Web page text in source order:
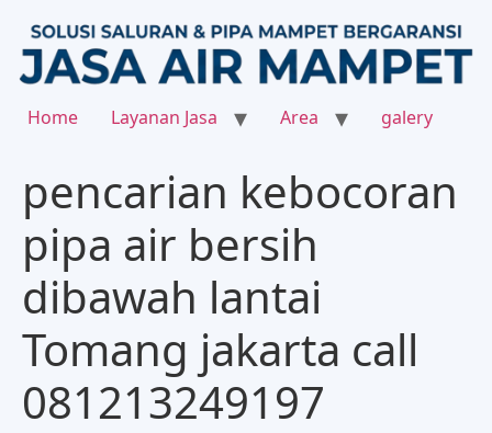
Home Layanan Jasa Area galery
pencarian kebocoran
pipa air bersih
dibawah lantai
Tomang jakarta call
081213249197